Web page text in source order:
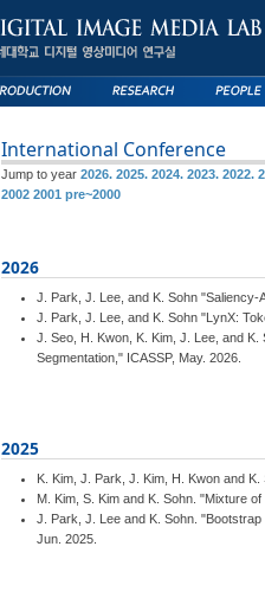
International Conference
Jump to year 2026. 2025. 2024. 2023. 2022.
2002 2001 pre~2000
2026
J. Park, J. Lee, and K. Sohn "Saliency-
J. Park, J. Lee, and K. Sohn "LynX:
J. Seo, H. Kwon, K. Kim, J. Lee, and
Segmentation," ICASSP, May. 2026.
2025
K. Kim, J. Park, J. Kim, H. Kwon and
M. Kim, S. Kim and K. Sohn. "Mixture
J. Park, J. Lee and K. Sohn.
Jun. 2025.